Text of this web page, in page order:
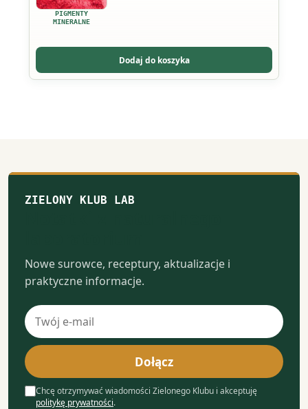
PIGMENTY
MINERALNE
Dodaj do koszyka
wariantów.
Opcje
na
ZIELONY KLUB LAB
Nowe surowce, receptury, aktualizacje i
praktyczne informacje.
Adres
e-
mail
Dołącz
Chcę otrzymywać wiadomości Zielonego Klubu i akceptuję
politykę prywatności.